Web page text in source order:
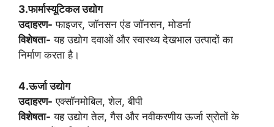
3.फार्मास्यूटिकल उद्योग
उदाहरण- फाइजर, जॉनसन एंड जॉनसन, मोडर्ना
विशेषता- यह उद्योग दवाओं और स्वास्थ्य देखभाल उत्पादों का
निर्माण करता है।
4.ऊर्जा उद्योग
उदाहरण- एक्सॉनमोबिल, शेल, बीपी
विशेषता- यह उद्योग तेल, गैस और नवीकरणीय ऊर्जा स्रोतों के